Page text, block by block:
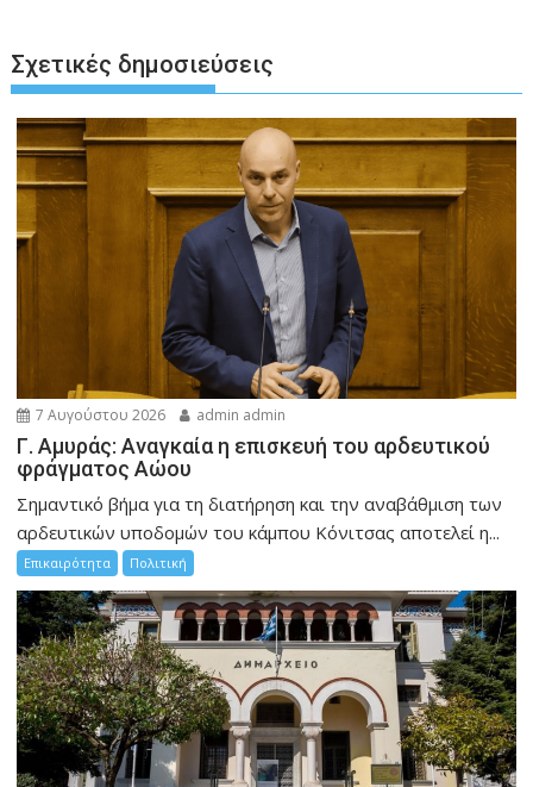
Σχετικές δημοσιεύσεις
7 Αυγούστου 2026 admin admin
Γ. Αμυράς: Αναγκαία η επισκευή του αρδευτικού
φράγματος Αώου
Σημαντικό βήμα για τη διατήρηση και την αναβάθμιση των
αρδευτικών υποδομών του κάμπου Κόνιτσας αποτελεί η...
Επικαιρότητα Πολιτική